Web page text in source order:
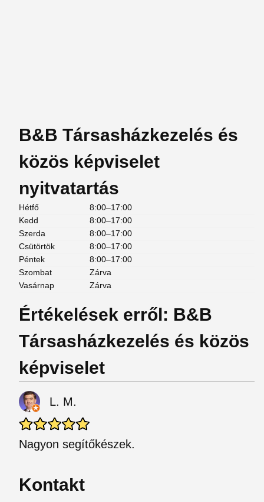
B&B Társasházkezelés és
közös képviselet
nyitvatartás
Hétfő
8:00–17:00
Kedd
8:00–17:00
Szerda
8:00–17:00
Csütörtök
8:00–17:00
Péntek
8:00–17:00
Szombat
Zárva
Vasárnap
Zárva
Értékelések erről: B&B
Társasházkezelés és közös
képviselet
L. M.
Nagyon segítőkészek.
Kontakt